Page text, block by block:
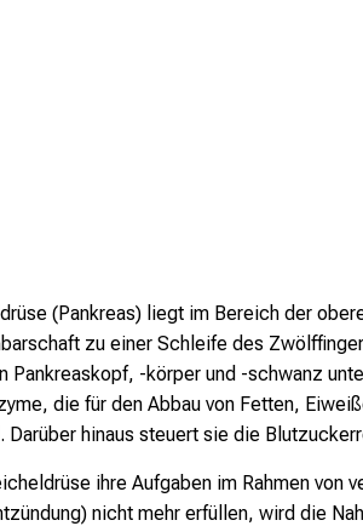
(Pankreas) liegt im Bereich der
zu einer Schleife des
Pankreaskopf, -körper und -schwanz
die für den Abbau von Fetten,
Darüber hinaus steuert sie die
ihre Aufgaben im Rahmen von
nicht mehr erfüllen, wird die